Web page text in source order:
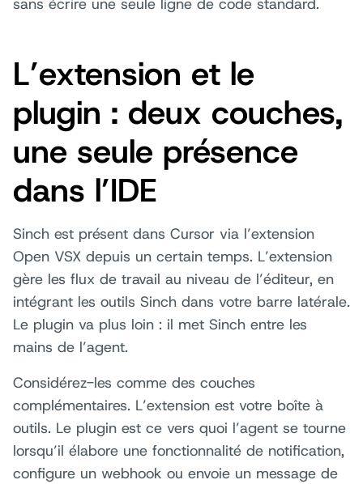
sans écrire une seule ligne de code standard.
L’extension et le
plugin : deux couches,
une seule présence
dans l’IDE
Sinch est présent dans Cursor via l’extension
Open VSX depuis un certain temps. L’extension
gère les flux de travail au niveau de l’éditeur, en
intégrant les outils Sinch dans votre barre latérale.
Le plugin va plus loin : il met Sinch entre les
mains de l’agent.
Considérez-les comme des couches
complémentaires. L’extension est votre boîte à
outils. Le plugin est ce vers quoi l’agent se tourne
lorsqu’il élabore une fonctionnalité de notification,
configure un webhook ou envoie un message de